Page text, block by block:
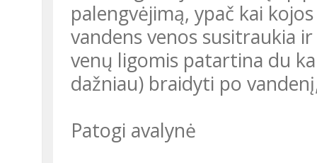
palengvėjimą, ypač kai
vandens venos susitraukia
venų ligomis patartina du
dažniau) braidyti po
Patogi avalynė